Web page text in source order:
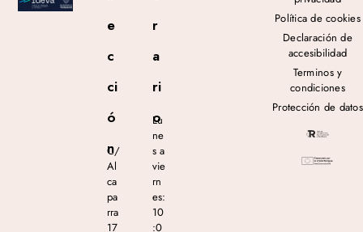
e
c
ci
ó
n
C/
Al
ca
pa
rra
17
r
a
ri
o
Lu
ne
s a
vie
rn
es:
10
:0
Política de cookies
Declaración de
accesibilidad
Terminos y
condiciones
Protección de datos